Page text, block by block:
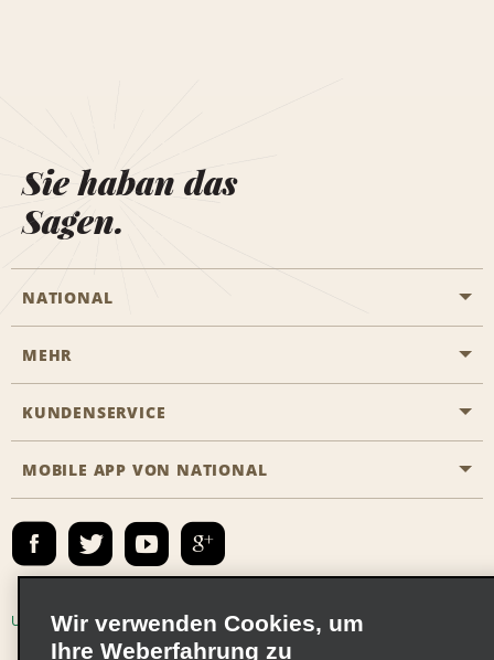
Sie haban das
Sagen.
NATIONAL
Eine Reservierung vornehmen
Das Business Rental Programm
Emerald Club Anmelden
MEHR
Karriere
KUNDENSERVICE
Barrierefreiheit
E-Mail anmelden
MOBILE APP VON NATIONAL
Unternehmensinformationen Nutzungsbedingungen
Wir verwenden Cookies, um
Ihre Weberfahrung zu